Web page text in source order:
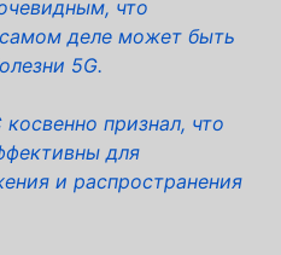
что
деле может быть
5G.
признал, что
для
и распространения